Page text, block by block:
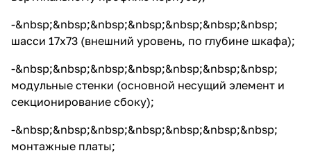
-&nbsp;&nbsp;&nbsp;&nbsp;&nbsp;&nbsp;&nbsp;
шасси 17х73 (внешний уровень, по глубине шкафа);
-&nbsp;&nbsp;&nbsp;&nbsp;&nbsp;&nbsp;&nbsp;
модульные стенки (основной несущий элемент и
секционирование сбоку);
-&nbsp;&nbsp;&nbsp;&nbsp;&nbsp;&nbsp;&nbsp;
монтажные платы;